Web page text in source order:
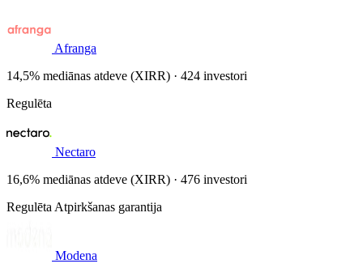
Afranga
14,5% mediānas atdeve (XIRR) · 424 investori
Regulēta
Nectaro
16,6% mediānas atdeve (XIRR) · 476 investori
Regulēta Atpirkšanas garantija
Modena